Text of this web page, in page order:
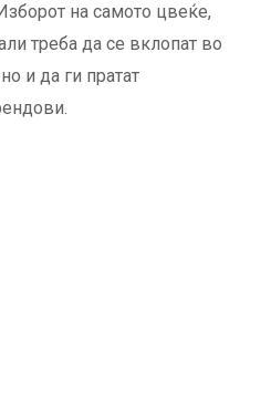
на самото цвеќе,
треба да се вклопат во
и да ги пратат